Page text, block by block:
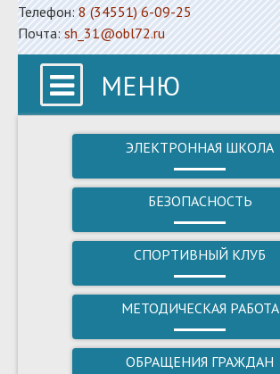
Телефон: 8 (34551) 6-09-25
Почта: sh_31@obl72.ru
МЕНЮ
ЭЛЕКТРОННАЯ ШКОЛА
БЕЗОПАСНОСТЬ
СПОРТИВНЫЙ КЛУБ
МЕТОДИЧЕСКАЯ РАБОТА
ОБРАЩЕНИЯ ГРАЖДАН